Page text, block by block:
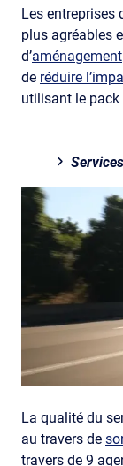
Les entreprises
plus agréables
d’aménagement
de réduire
utilisant le pack
La qualité du
au travers de
travers de 9